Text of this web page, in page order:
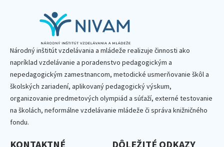
Národný inštitút vzdelávania a mládeže realizuje činnosti ako
napríklad vzdelávanie a poradenstvo pedagogickým a
nepedagogickým zamestnancom, metodické usmerňovanie škôl a
školských zariadení, aplikovaný pedagogický výskum,
organizovanie predmetových olympiád a súťaží, externé testovanie
na školách, neformálne vzdelávanie mládeže či správa knižničného
fondu.
KONTAKTNÉ
DÔLEŽITÉ ODKAZY